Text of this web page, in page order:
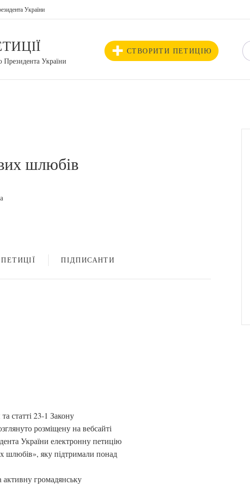
України
Президента України
СТВОРИТИ ПЕТИЦІЮ
шлюбів
ПІДПИСАНТИ
статті 23-1 Закону
розміщену на вебсайті
України електронну петицію
шлюбів», яку підтримали понад
активну громадянську